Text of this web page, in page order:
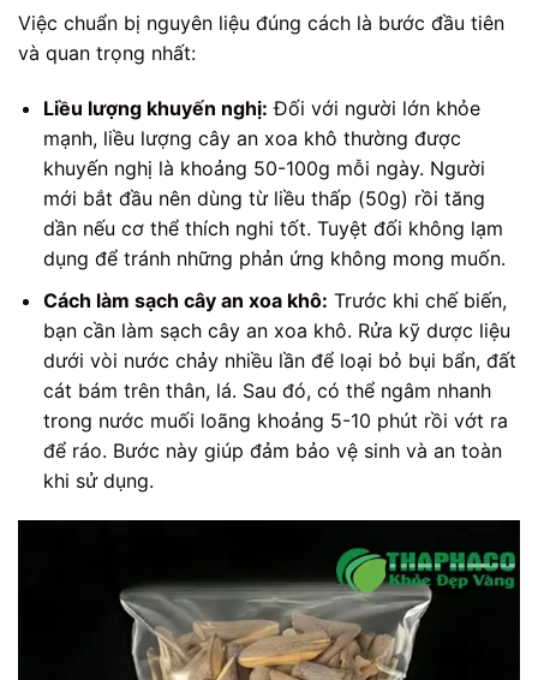
Việc chuẩn bị nguyên liệu đúng cách là bước đầu tiên
và quan trọng nhất:
Liều lượng khuyến nghị: Đối với người lớn khỏe
mạnh, liều lượng cây an xoa khô thường được
khuyến nghị là khoảng 50-100g mỗi ngày. Người
mới bắt đầu nên dùng từ liều thấp (50g) rồi tăng
dần nếu cơ thể thích nghi tốt. Tuyệt đối không lạm
dụng để tránh những phản ứng không mong muốn.
Cách làm sạch cây an xoa khô: Trước khi chế biến,
bạn cần làm sạch cây an xoa khô. Rửa kỹ dược liệu
dưới vòi nước chảy nhiều lần để loại bỏ bụi bẩn, đất
cát bám trên thân, lá. Sau đó, có thể ngâm nhanh
trong nước muối loãng khoảng 5-10 phút rồi vớt ra
để ráo. Bước này giúp đảm bảo vệ sinh và an toàn
khi sử dụng.